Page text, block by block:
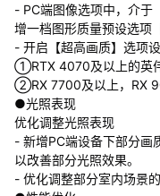
- PC端图像选项中，介于
增一档图形质量预设选项
- 开启【超高画质】选项
①RTX 4070及以上的英
②RX 7700及以上，RX
●光照表现
优化调整光照表现
- 新增PC端设备下部分画
以改善部分光照效果。
- 优化调整部分室内场景